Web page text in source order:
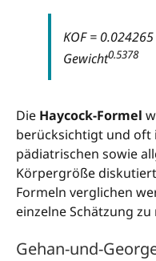
KOF =
Gewicht0.5378
Die Haycock-Formel
berücksichtigt und oft
pädiatrischen sowie
Körpergröße
Formeln verglichen
einzelne Schätzung zu
Gehan-und-